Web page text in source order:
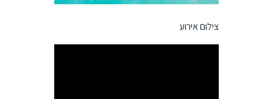
צילום אירוע